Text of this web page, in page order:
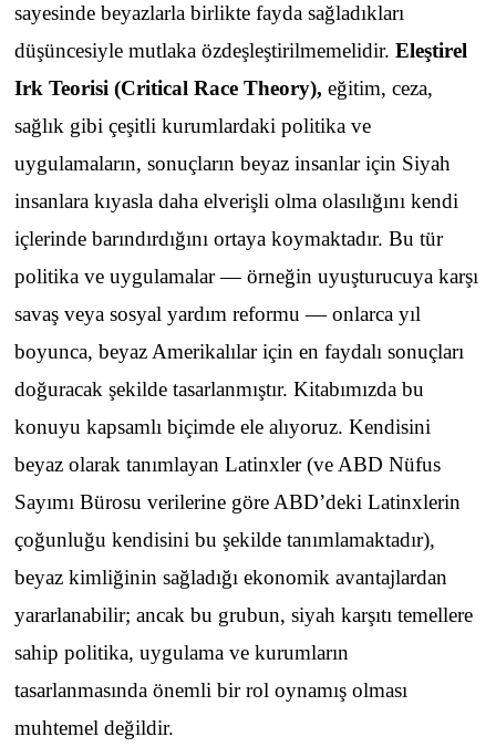
sayesinde beyazlarla birlikte fayda sağladıkları
düşüncesiyle mutlaka özdeşleştirilmemelidir.Eleştirel
Irk Teorisi (Critical Race Theory), eğitim, ceza,
sağlık gibi çeşitli kurumlardaki politika ve
uygulamaların, sonuçların beyaz insanlar için Siyah
insanlara kıyasla daha elverişli olma olasılığını kendi
içlerinde barındırdığını ortaya koymaktadır. Bu tür
politika ve uygulamalar — örneğin uyuşturucuya karşı
savaş veya sosyal yardım reformu — onlarca yıl
boyunca, beyaz Amerikalılar için en faydalı sonuçları
doğuracak şekilde tasarlanmıştır. Kitabımızda bu
konuyu kapsamlı biçimde ele alıyoruz. Kendisini
beyaz olarak tanımlayan Latinxler (ve ABD Nüfus
Sayımı Bürosu verilerine göre ABD’deki Latinxlerin
çoğunluğu kendisini bu şekilde tanımlamaktadır),
beyaz kimliğinin sağladığı ekonomik avantajlardan
yararlanabilir; ancak bu grubun, siyah karşıtı temellere
sahip politika, uygulama ve kurumların
tasarlanmasında önemli bir rol oynamış olması
muhtemel değildir.